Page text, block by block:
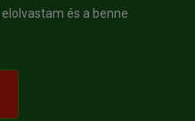
elolvastam és a benne